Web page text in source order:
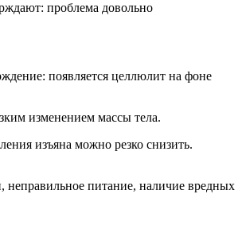
проблема довольно
появляется целлюлит на фоне
изменением массы тела.
изъяна можно резко снизить.
неправильное питание, наличие вредных